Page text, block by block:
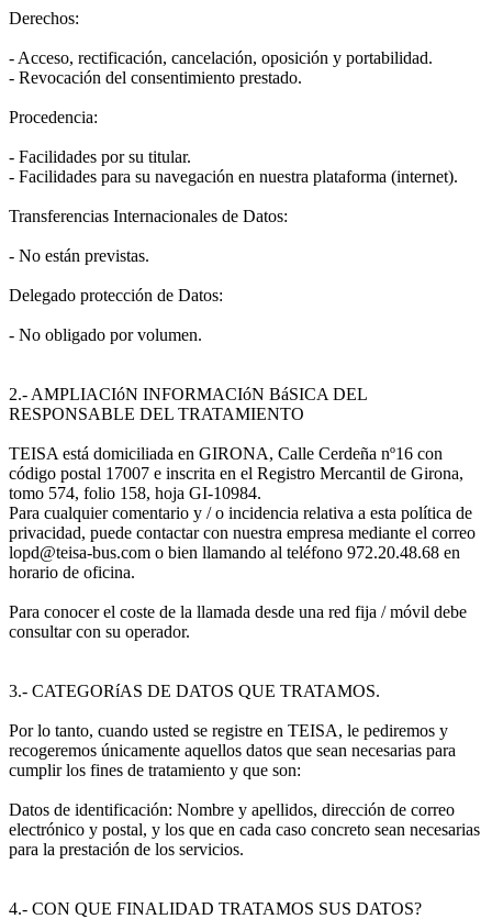
Derechos:
- Acceso, rectificación, cancelación, oposición y portabilidad.
- Revocación del consentimiento prestado.
Procedencia:
- Facilidades por su titular.
- Facilidades para su navegación en nuestra plataforma (internet).
Transferencias Internacionales de Datos:
- No están previstas.
Delegado protección de Datos:
- No obligado por volumen.
2.- AMPLIACIóN INFORMACIóN BáSICA DEL
RESPONSABLE DEL TRATAMIENTO
TEISA está domiciliada en GIRONA, Calle Cerdeña nº16 con
código postal 17007 e inscrita en el Registro Mercantil de Girona,
tomo 574, folio 158, hoja GI-10984.
Para cualquier comentario y / o incidencia relativa a esta política de
privacidad, puede contactar con nuestra empresa mediante el correo
lopd@teisa-bus.com o bien llamando al teléfono 972.20.48.68 en
horario de oficina.
Para conocer el coste de la llamada desde una red fija / móvil debe
consultar con su operador.
3.- CATEGORíAS DE DATOS QUE TRATAMOS.
Por lo tanto, cuando usted se registre en TEISA, le pediremos y
recogeremos únicamente aquellos datos que sean necesarias para
cumplir los fines de tratamiento y que son:
Datos de identificación: Nombre y apellidos, dirección de correo
electrónico y postal, y los que en cada caso concreto sean necesarias
para la prestación de los servicios.
4.- CON QUE FINALIDAD TRATAMOS SUS DATOS?